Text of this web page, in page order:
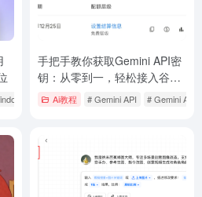
# Codex Windows 安装
手把手教你获取Gemini API密
钥：从零到一，轻松接入谷歌
AI Ai教程 # Gemini API # Gemini API